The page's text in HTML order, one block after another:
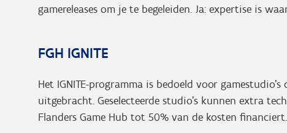
gamereleases om je te begeleiden. Ja: expertise is
FGH IGNITE
Het IGNITE-programma is bedoeld voor
uitgebracht. Geselecteerde studio's kunnen extra
Flanders Game Hub tot 50% van de kosten financiert.